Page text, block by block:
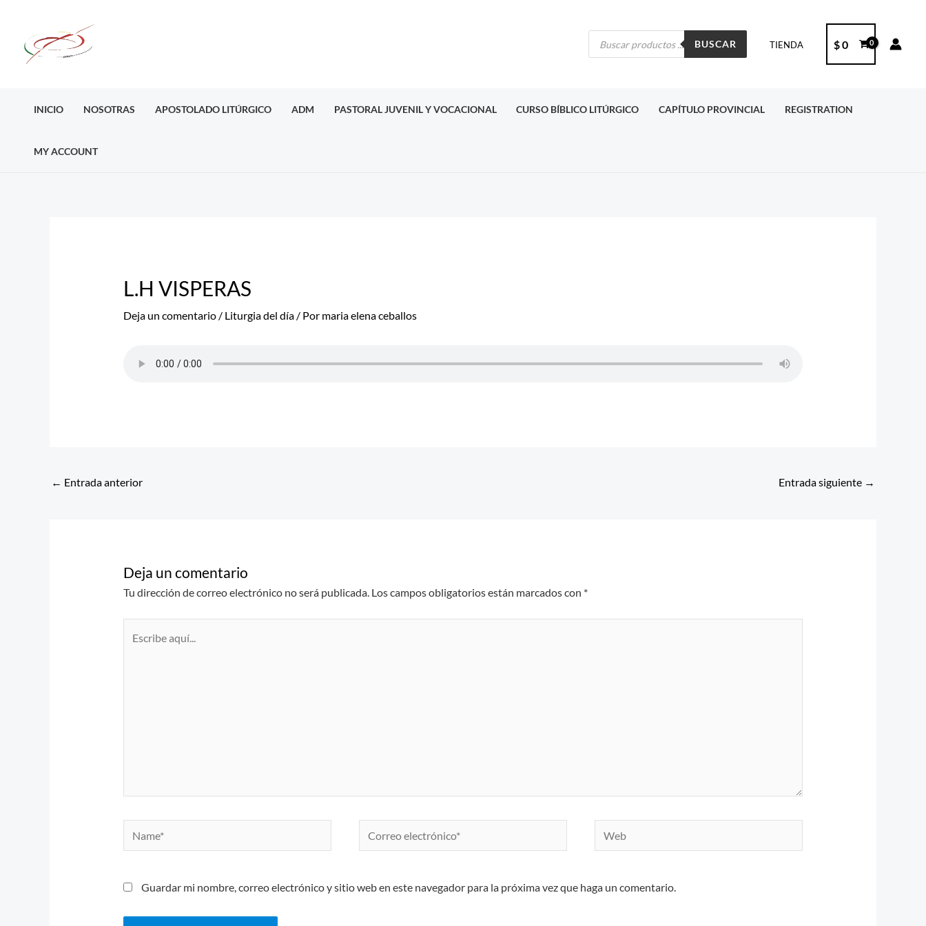
contenido
Búsqueda
productos
BUSCAR TIENDA $0
INICIO NOSOTRAS APOSTOLADO LITÚRGICO ADM PASTORAL JUVENIL Y VOCACIONAL CURSO BÍBLICO LITÚRGICO CAPÍTULO PROVINCIAL REGISTRATION
MY ACCOUNT
L.H VISPERAS
Deja un comentario / Liturgia del día/ Por maria elena ceballos
← Entrada anterior Entrada siguiente →
Deja un comentario
Tu dirección de correo electrónico no será publicada. Los campos obligatorios están marcados con *
Name*
Correo
electrónico*
Web
Guardar mi nombre, correo electrónico y sitio web en este navegador para la próxima vez que haga un comentario.